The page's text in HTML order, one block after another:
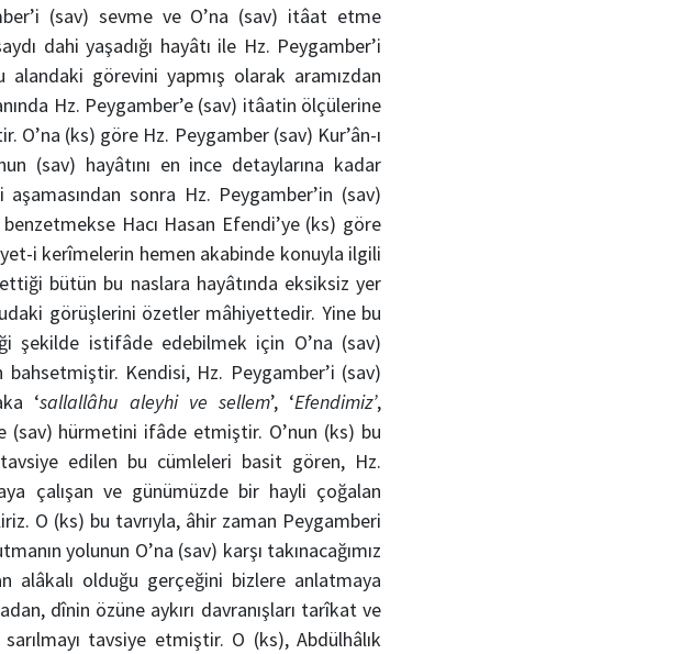
(sav) sevme ve O’na (sav) itâat etme
dahi yaşadığı hayâtı ile Hz. Peygamber’i
görevini yapmış olarak aramızdan
Hz. Peygamber’e (sav) itâatin ölçülerine
(ks) göre Hz. Peygamber (sav) Kur’ân-ı
(sav) hayâtını en ince detaylarına kadar
sonra Hz. Peygamber’in (sav)
benzetmekse Hacı Hasan Efendi’ye (ks) göre
i kerîmelerin hemen akabinde konuyla ilgili
bütün bu naslara hayâtında eksiksiz yer
görüşlerini özetler mâhiyettedir. Yine bu
şekilde istifâde edebilmek için O’na (sav)
Kendisi, Hz. Peygamber’i (sav)
‘sallallâhu aleyhi ve sellem’, ‘Efendimiz’,
hürmetini ifâde etmiştir. O’nun (ks) bu
edilen bu cümleleri basit gören, Hz.
çalışan ve günümüzde bir hayli çoğalan
O (ks) bu tavrıyla, âhir zaman Peygamberi
yolunun O’na (sav) karşı takınacağımız
alâkalı olduğu gerçeğini bizlere anlatmaya
dînin özüne aykırı davranışları tarîkat ve
tavsiye etmiştir. O (ks), Abdülhâlık